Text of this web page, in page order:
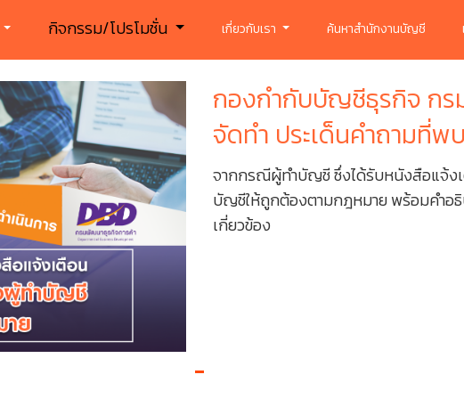
กิจกรรม/โปรโมชั่น เกี่ยวกับเรา ค้นหาสำนักงานบัญชี
กองกำกับบัญชีธุรกิจ ก
จัดทำ ประเด็นคำถามที่พ
จากกรณีผู้ทำบัญชี ซึ่งได้รับหนังสือแจ้ง
บัญชีให้ถูกต้องตามกฎหมาย พร้อมคำอธิ
เกี่ยวข้อง